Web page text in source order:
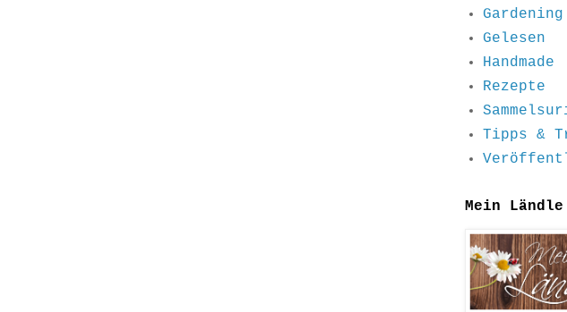
Gardening
Gelesen
Handmade
Rezepte
Tipps &
Mein Ländle